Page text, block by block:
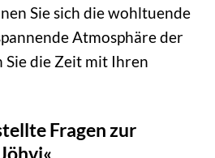
Sie sich die wohltuende
Atmosphäre der
Sie die Zeit mit Ihren
Fragen zur